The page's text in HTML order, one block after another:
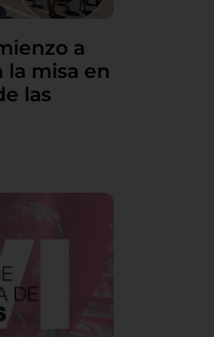
a
la misa en
las